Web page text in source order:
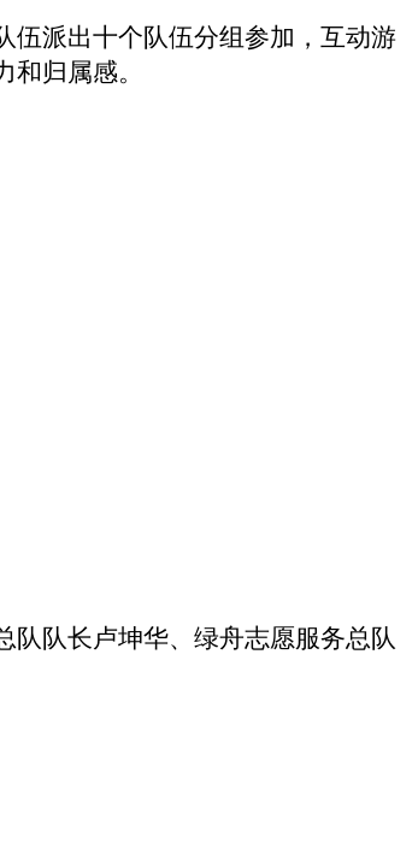
伍派出十个队伍分组参加，互动游
归属感。
队队长卢坤华、绿舟志愿服务总队